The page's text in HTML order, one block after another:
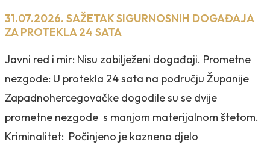
31.07.2026. SAŽETAK SIGURNOSNIH DOGAĐAJA
ZA PROTEKLA 24 SATA
Javni red i mir: Nisu zabilježeni događaji. Prometne
nezgode: U protekla 24 sata na području Županije
Zapadnohercegovačke dogodile su se dvije
prometne nezgode s manjom materijalnom štetom.
Kriminalitet: Počinjeno je kazneno djelo